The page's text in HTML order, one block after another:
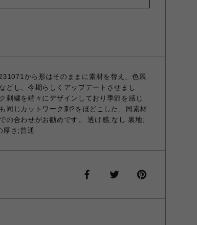
から形はそのままに素材を替え、色展
どし、今期らしくアップデートさせまし
刺繍を端々にデザインしており季節を感じ
同じカットワーク刺?をほどこした、同素材
の合わせがお勧めです。 透け感;なし 裏地;
厚さ;普通